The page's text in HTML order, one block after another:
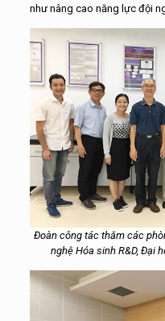
như nâng cao năng lực đội
Đoàn công tác thăm các
nghệ Hóa sinh R&D, Đại